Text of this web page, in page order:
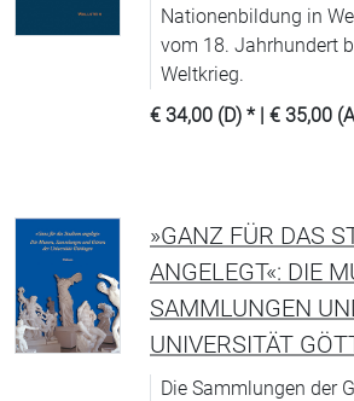
Nationenbildung in
vom 18. Jahrhundert
Weltkrieg.
€ 34,00 (D) * | € 35,00
»GANZ FÜR DAS
ANGELEGT«: DIE
SAMMLUNGEN
UNIVERSITÄT
Die Sammlungen der